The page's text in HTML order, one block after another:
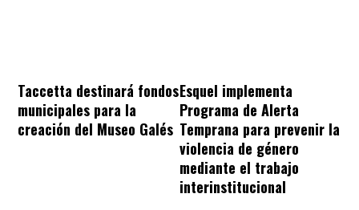
Taccetta destinará fondos
municipales para la
creación del Museo Galés
Esquel implementa
Programa de Alerta
Temprana para prevenir la
violencia de género
mediante el trabajo
interinstitucional